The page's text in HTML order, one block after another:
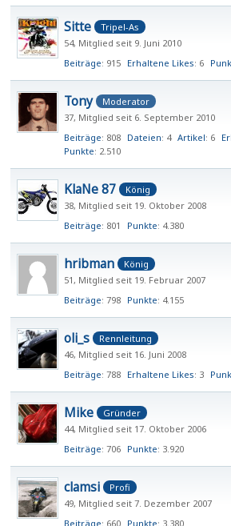
Sitte
Tripel-As
54 Mitglied seit 9. Juni 2010
Beiträge 915 Erhaltene Likes 6
Tony
Moderator
37 Mitglied seit 6. September 2010
Beiträge 808 Dateien 4 Artikel 6
Punkte 2.510
KlaNe 87
König
38 Mitglied seit 19. Oktober 2008
Beiträge 801 Punkte 4.380
hribman
König
51 Mitglied seit 19. Februar 2007
Beiträge 798 Punkte 4.155
oli_s
Rennleitung
46 Mitglied seit 16. Juni 2008
Beiträge 788 Erhaltene Likes 3
Mike
Gründer
44 Mitglied seit 17. Oktober 2006
Beiträge 706 Punkte 3.920
clamsi
Profi
49 Mitglied seit 7. Dezember 2007
Beiträge 660 Punkte 3.380